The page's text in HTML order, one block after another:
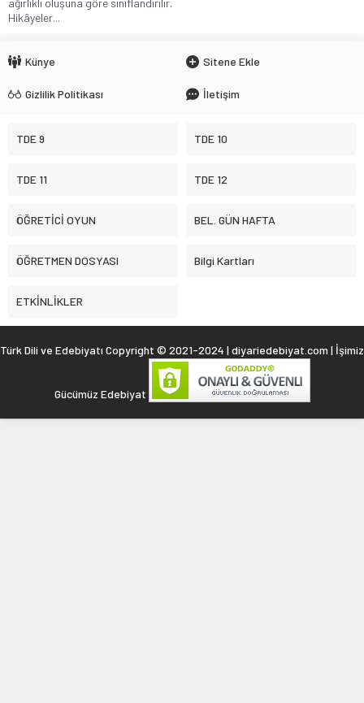
ağırlıklı oluşuna göre sınıflandırılır.
Hikâyeler...
Künye Sitene Ekle
Gizlilik Politikası İletişim
TDE 9 TDE 10
TDE 11 TDE 12
ÖĞRETİCİ OYUN BEL. GÜN HAFTA
ÖĞRETMEN DOSYASI Bilgi Kartları
ETKİNLİKLER
Türk Dili ve Edebiyatı Copyright © 2021-2024 | diyariedebiyat.com | İşimiz
Gücümüz Edebiyat